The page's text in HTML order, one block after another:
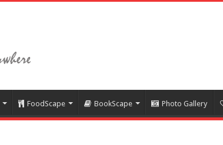
FoodScape BookScape Photo Gallery